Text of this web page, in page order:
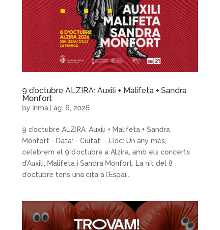
9 d’octubre ALZIRA: Auxili + Malifeta + Sandra
Monfort
by Inma| ag. 6, 2026
9 d’octubre ALZIRA: Auxili + Malifeta + Sandra
Monfort - Data: - Ciutat: - Lloc: Un any més,
celebrem el 9 d’octubre a Alzira, amb els concerts
d’Auxili, Malifeta i Sandra Monfort. La nit del 8
d’octubre tens una cita a l’Espai...